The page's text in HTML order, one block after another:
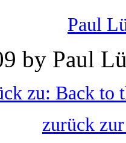
Paul
by Paul
zu: Back to
zurück